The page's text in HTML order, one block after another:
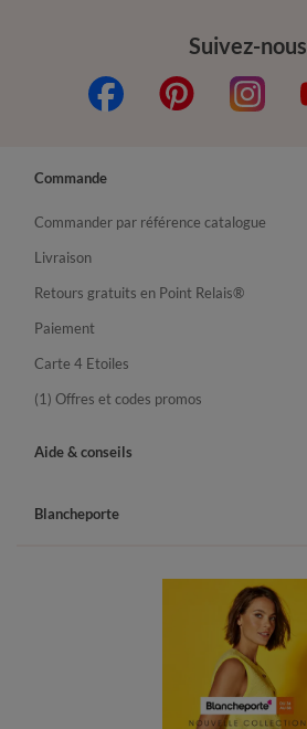
Suivez-nous
Commande
Commander par référence catalogue
Livraison
Retours gratuits en Point Relais®
Paiement
Carte 4 Etoiles
(1) Offres et codes promos
Aide & conseils
Blancheporte